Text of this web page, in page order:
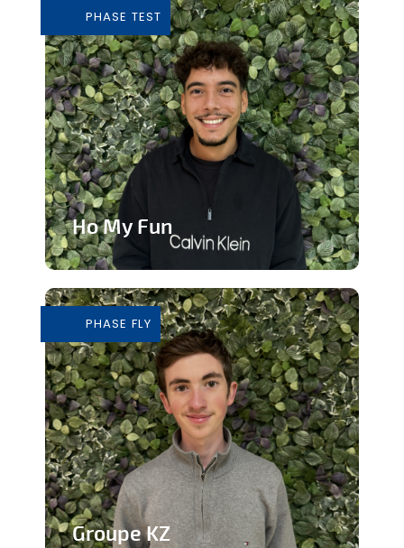
En savoir plus
PHASE TEST
Ho My Fun
inclusive
En savoir plus
PHASE FLY
Groupe KZ